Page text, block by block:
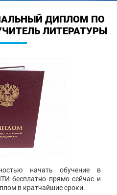
ДИПЛОМ ПО
ЛИТЕРАТУРЫ
начать обучение в
бесплатно прямо сейчас и
в кратчайшие сроки.